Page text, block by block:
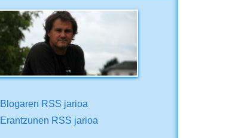
Blogaren RSS jarioa
Erantzunen RSS jarioa